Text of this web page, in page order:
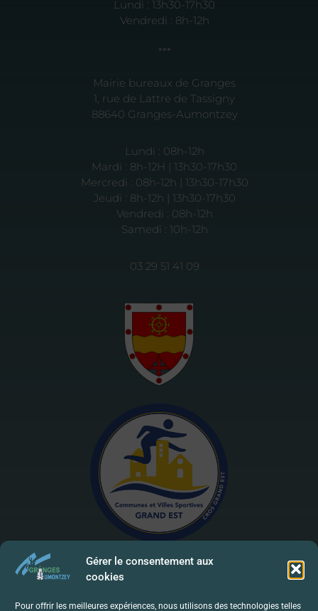
Gérer le consentement aux
cookies
Pour offrir les meilleures expériences, nous utilisons des technologies telles
Lundi : 13h30-17h30
Vendredi : 8h-12h
***
Mairie bureaux de Granges
1, rue de Lattre de Tassigny
88640 Granges-Aumontzey
Lundi : 08h-12h
Mardi : 8h-12H | 13h30-17h30
Mercredi : 08h-12h | 13h30-17h30
Jeudi : 8h-12h | 13h30-17h30
Vendredi : 08h-12h
Samedi : 10h-12h
03 29 51 41 09
Mentions Légales | RGPD